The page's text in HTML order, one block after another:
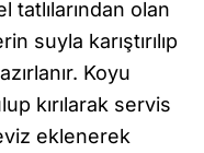
tatlılarından olan
suyla karıştırılıp
Koyu
kırılarak servis
eklenerek